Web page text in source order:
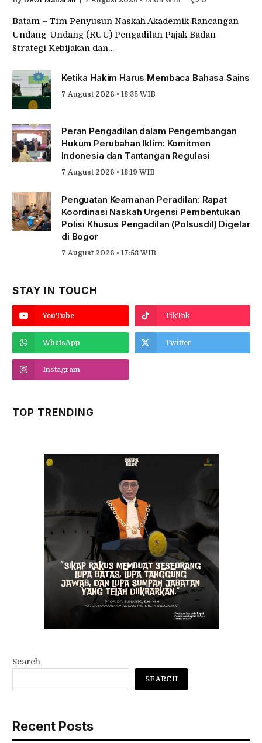
Batam – Tim Penyusun Naskah Akademik Rancangan
Undang-Undang (RUU) Pengadilan Pajak Badan
Strategi Kebijakan dan…
Ketika Hakim Harus Membaca Bahasa Sains
7 August 2026 • 18:35 WIB
Peran Pengadilan dalam Pengembangan
Hukum Perubahan Iklim: Komitmen
Indonesia dan Tantangan Regulasi
7 August 2026 • 18:19 WIB
Penguatan Keamanan Peradilan: Rapat
Koordinasi Naskah Urgensi Pembentukan
Polisi Khusus Pengadilan (Polsusdil) Digelar
di Bogor
7 August 2026 • 17:58 WIB
STAY IN TOUCH
YouTube TikTok
WhatsApp Twitter
Instagram
TOP TRENDING
Search
SEARCH
Recent Posts